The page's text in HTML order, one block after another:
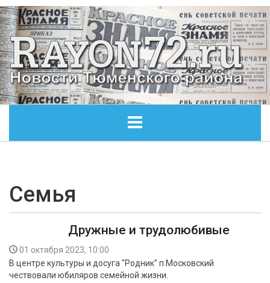
ОБЩЕСТВО
ЭКОНОМИКА
КУЛЬТУРА
БЕЗОПАСНОСТЬ
Семья
Дружные и трудолюбивые
01 октября 2023, 10:00
В центре культуры и досуга "Родник" п.Московский
чествовали юбиляров семейной жизни.